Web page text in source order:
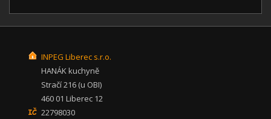
INPEG Liberec s.r.o.
HANÁK kuchyně
Stračí 216 (u OBI)
460 01 Liberec 12
22798030